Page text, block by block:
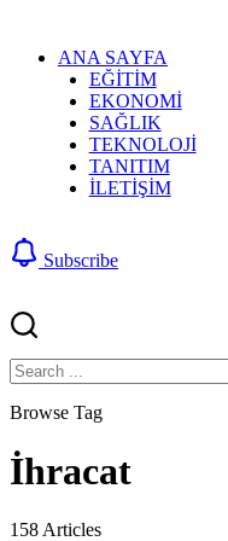
ANA SAYFA
EĞİTİM
EKONOMİ
SAĞLIK
TEKNOLOJİ
TANITIM
İLETİŞİM
Subscribe
Search
Browse Tag
İhracat
158 Articles